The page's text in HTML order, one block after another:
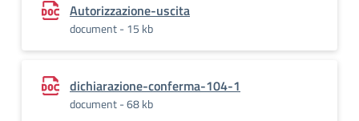
Autorizzazione-uscita
document - 15 kb
dichiarazione-conferma-104-1
document - 68 kb